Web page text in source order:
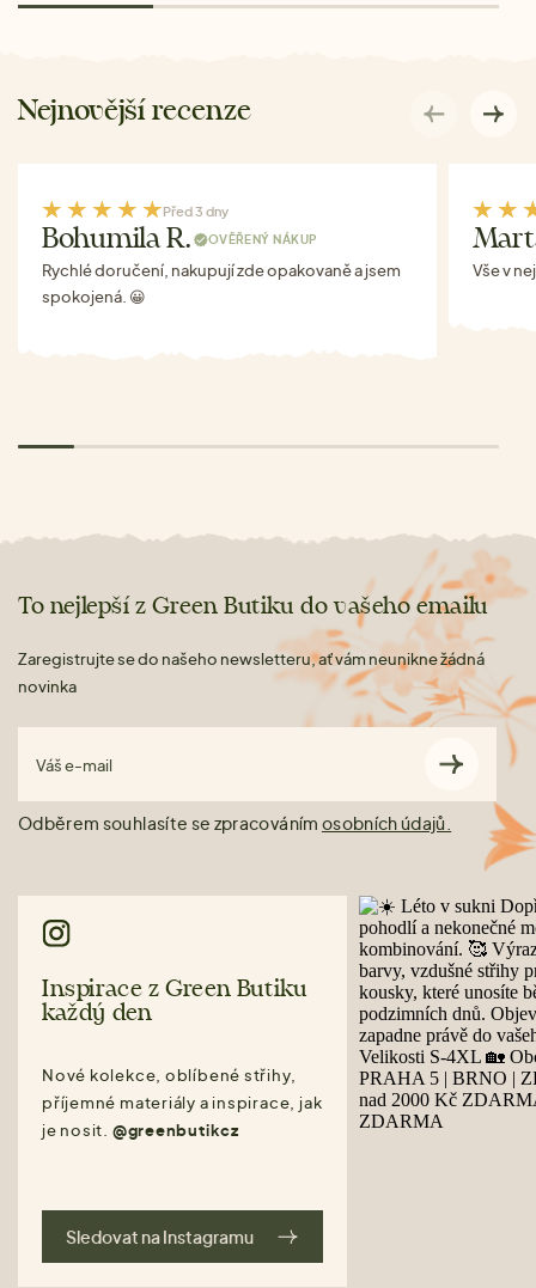
Nejnovější recenze
Před 3 dny
Bohumila R. OVĚŘENÝ NÁKUP
Rychlé doručení, nakupují zde opakovaně a jsem
spokojená. 😀
Vše v
To nejlepší z Green Butiku do vašeho emailu
Zaregistrujte se do našeho newsletteru, ať vám neunikne žádná
novinka
Váš e-mail
Odběrem souhlasíte se zpracováním osobních údajů.
Inspirace z Green Butiku
každý den
Nové kolekce, oblíbené střihy,
příjemné materiály a inspirace, jak
je nosit. @greenbutikcz
Sledovat na Instagramu